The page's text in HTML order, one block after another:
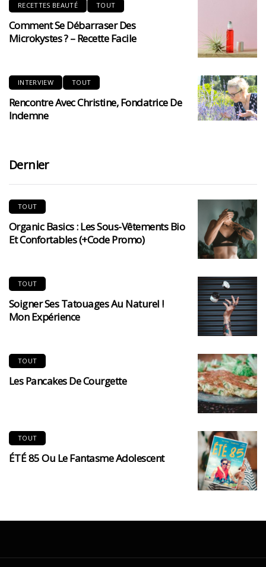
RECETTES BEAUTÉ TOUT
Comment Se Débarraser Des
Microkystes ? – Recette Facile
INTERVIEW TOUT
Rencontre Avec Christine, Fondatrice De
Indemne
Dernier
TOUT
Organic Basics : Les Sous-Vêtements Bio
Et Confortables (+code Promo)
TOUT
Soigner Ses Tatouages Au Naturel !
Mon Expérience
TOUT
Les Pancakes De Courgette
TOUT
ÉTÉ 85 Ou Le Fantasme Adolescent